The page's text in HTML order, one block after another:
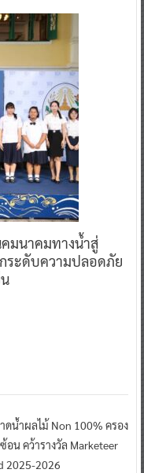
มนาคมทางน้ำสู่
ระดับความปลอดภัย
ดน้ำผลไม้ Non 100% ครอง
อน คว้ารางวัล Marketeer
2025-2026